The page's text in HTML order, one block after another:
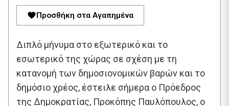
Προσθήκη στα Αγαπημένα
Διπλό μήνυμα στο εξωτερικό και το
εσωτερικό της χώρας σε σχέση με τη
κατανομή των δημοσιονομικών βαρών και το
δημόσιο χρέος, έστειλε σήμερα ο Πρόεδρος
της Δημοκρατίας, Προκόπης Παυλόπουλος, ο